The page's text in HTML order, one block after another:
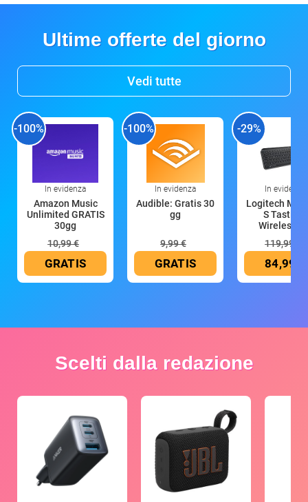
Ultime offerte del giorno
Vedi tutte
-100%
In evidenza
Amazon Music
Unlimited GRATIS
30gg
10,99 €
GRATIS
-100%
In evidenza
Audible: Gratis 30
gg
9,99 €
GRATIS
-29%
In evidenza
Logitech MX
S Tastiera
Wireless
119,99 €
84,99 €
Scelti dalla redazione